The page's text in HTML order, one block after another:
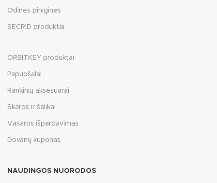
Odinės piniginės
SECRID produktai
ORBITKEY produktai
Papuošalai
Rankinių aksesuarai
Skaros ir šalikai
Vasaros išpardavimas
Dovanų kuponas
NAUDINGOS NUORODOS